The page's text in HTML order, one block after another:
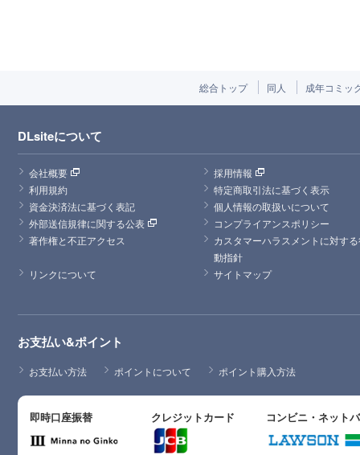
総合トップ 同人 成年コミッ
DLsiteについて
会社概要
採用情報
利用規約
特定商取引法に基づく表示
資金決済法に基づく表記
個人情報の取扱いについて
外部送信規律に関する公表
コンプライアンスポリシー
著作権と不正アクセス
カスタマーハラスメントに対す
動指針
リンクについて
サイトマップ
お支払い&ポイント
お支払い方法 ポイントについて ポイント購入方法
即時口座振替 クレジットカード コンビニ・ネット